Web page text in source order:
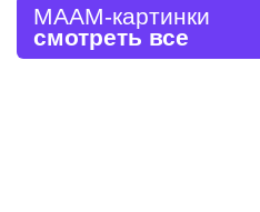
МААМ-картинки
смотреть все